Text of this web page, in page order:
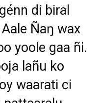
di biral
Ñaŋ wax
yoole gaa ñi.
lañu ko
waarati ci